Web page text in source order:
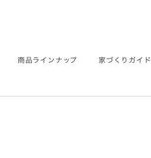
商品ラインナップ 家づくりガイド